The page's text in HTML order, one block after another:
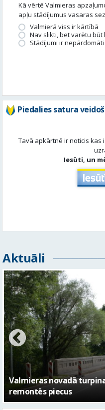
Kā vērtē Valmieras
apļu stādījumus vasaras
Valmierā viss ir kārtībā
Nav slikti, bet varētu būt
Stādījumi ir nepārdomāti
Piedalies satura
Tavā apkārtnē ir noticis kas
Iesūti, un
Aktuāli
No pagaidu teātra līdz
– kā attīstīsies “Kurtuve”